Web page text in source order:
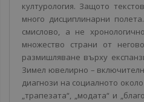
културология. Защото
много дисциплинарни
смислово, а не
множество страни от
размишляване върху
Зимел ювелирно –
диагнози на социалното
„трапезата“, „модата“ и